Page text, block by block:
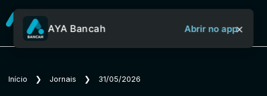
Sobre o Aya Bancah
AYA Bancah Abrir no app×
Início ❯ Jornais ❯ 31/05/2026